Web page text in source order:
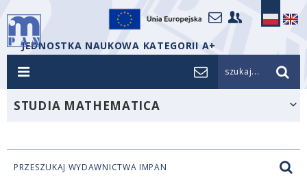
JEDNOSTKA NAUKOWA KATEGORII A+
szukaj...
STUDIA MATHEMATICA
PRZESZUKAJ WYDAWNICTWA IMPAN